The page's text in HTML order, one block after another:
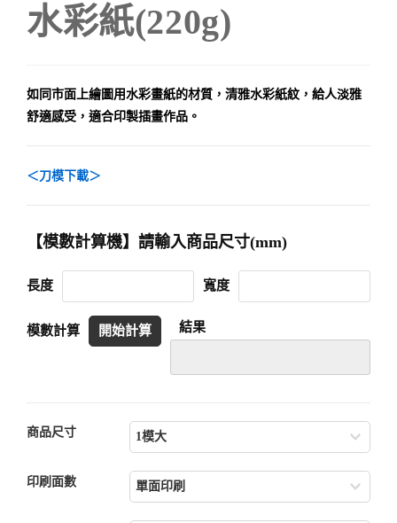
水彩紙(220g)
如同市面上繪圖用水彩畫紙的材質，清雅水彩紙紋，給人淡雅
舒適感受，適合印製插畫作品。
＜刀模下載＞
【模數計算機】請輸入商品尺寸(mm)
長度 寬度
模數計算 開始計算 結果
商品尺寸
印刷面數